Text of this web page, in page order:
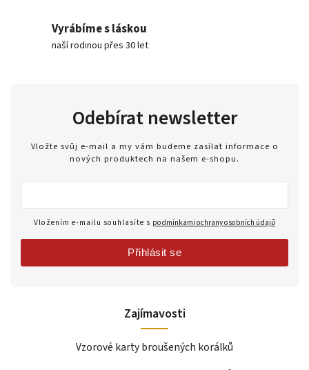
Vyrábíme s láskou
naší rodinou přes 30 let
Zajímavosti
Vzorové karty broušených korálků
Odebírat newsletter
Vložte svůj e-mail a my vám budeme zasílat informace o
nových produktech na našem e-shopu.
Vložením e-mailu souhlasíte s podmínkami ochrany osobních údajů
Přihlásit se